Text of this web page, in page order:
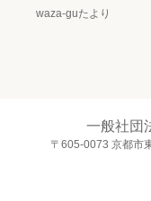
waza-guたより
一般社団
〒605-0073 京都市